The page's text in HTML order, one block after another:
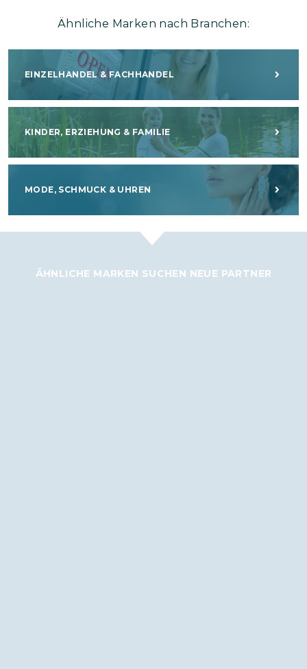
Ähnliche Marken nach Branchen:
EINZELHANDEL & FACHHANDEL
KINDER, ERZIEHUNG & FAMILIE
MODE, SCHMUCK & UHREN
ÄHNLICHE MARKEN SUCHEN NEUE PARTNER